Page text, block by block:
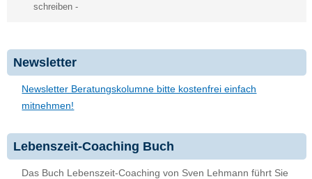
schreiben -
Newsletter
Newsletter Beratungskolumne bitte kostenfrei einfach
mitnehmen!
Lebenszeit-Coaching Buch
Das Buch Lebenszeit-Coaching von Sven Lehmann führt Sie